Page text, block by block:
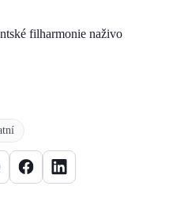
filharmonie naživo
článek na X
Sdílet článek na Facebooku
Sdílet článek na